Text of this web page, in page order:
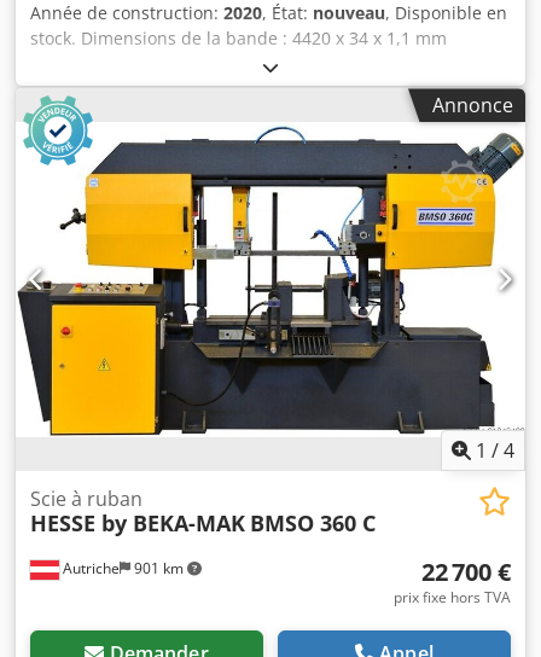
Année de construction: 2020, État: nouveau, Disponible en
stock. Dimensions de la bande : 4420 x 34 x 1,1 mm
Capacité de coupe (rectangulaire) : 360 x 400 mm Capacité
de coupe (circulaire) : 360 mm Coupe en lots : 180 - 280 x
50 - 160 mm Vitesse de coupe : 35 - 85 m/min Dedpsiryf
Sjfx Agmock Puissance du moteur principal : 3,75 kW
Puissance du moteur de la pompe hydraulique : 0,75 kW
Puissance du moteur de la pompe de refroidissement :
0,125 kW Hauteur de la table : 755 mm Poids : 1680 kg
Dimensions L x l x h : 2400 x 2120 x 1840 mm
Annonce
1 /4
Autriche 901 km
Scie à ruban
HESSE by BEKA-MAK BMSO 360 C
22 700 €
prix fixe hors TVA